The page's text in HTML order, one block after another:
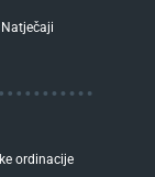
Natječaji
ordinacije